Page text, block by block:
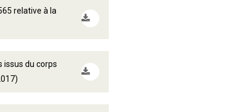
relative à la
issus du corps